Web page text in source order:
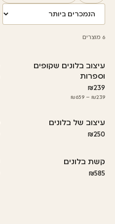
6 מוצרים
עיצוב בלונים שקופים
וספרות
₪239
₪239 – ₪659
עיצוב של בלונים
₪250
קשת בלונים
₪585